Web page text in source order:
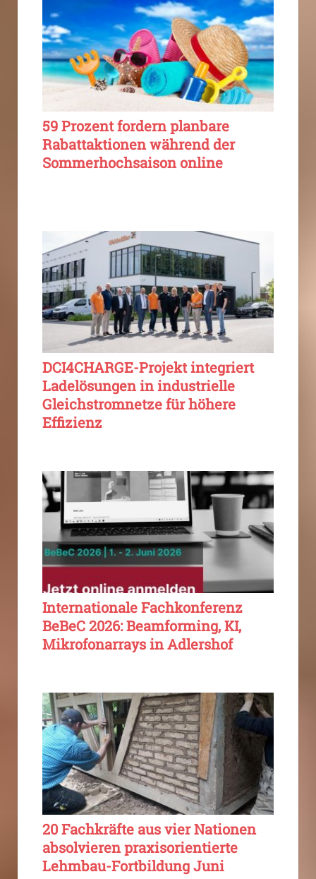
59 Prozent fordern planbare
Rabattaktionen während der
Sommerhochsaison online
DCI4CHARGE-Projekt integriert
Ladelösungen in industrielle
Gleichstromnetze für höhere
Effizienz
Internationale Fachkonferenz
BeBeC 2026: Beamforming, KI,
Mikrofonarrays in Adlershof
20 Fachkräfte aus vier Nationen
absolvieren praxisorientierte
Lehmbau-Fortbildung Juni